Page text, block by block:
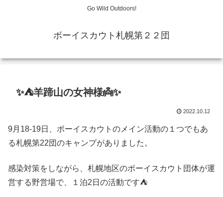
Go Wild Outdoors!
ボーイスカウト札幌第２２団
✨⛺羊蹄山の女神様👼✨
2022.10.12
9月18-19日、ボーイスカウトのメイン活動の１つでもあ
る札幌第22団のキャンプがありました。
感染対策をしながら、札幌地区のボーイスカウト団体が運
営する野営場で、１泊2日の活動です⛺